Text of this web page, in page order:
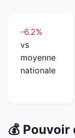
-6.2%
vs
moyenne
nationale
💰 Pouvoir